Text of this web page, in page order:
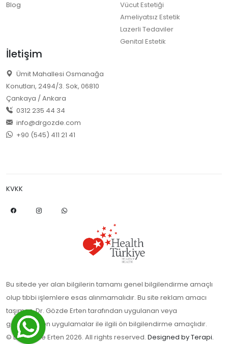
Blog
Vücut Estetiği
Ameliyatsız Estetik
Lazerli Tedaviler
Genital Estetik
İletişim
Ümit Mahallesi Osmanağa
Konutları, 2494/3. Sok, 06810
Çankaya / Ankara
0312 235 44 34
info@drgozde.com
+90 (545) 411 21 41
KVKK
Bu sitede yer alan bilgilerin tamamı genel bilgilendirme amaçlı
olup tıbbi işlemlere esas alınmamalıdır. Bu site reklam amacı
taşımaz. Dr. Gözde Erten tarafından uygulanan veya
gözlemlenen uygulamalar ile ilgili ön bilgilendirme amaçlıdır.
© Dr. Gözde Erten 2026. All rights reserved. Designed by Terapi.